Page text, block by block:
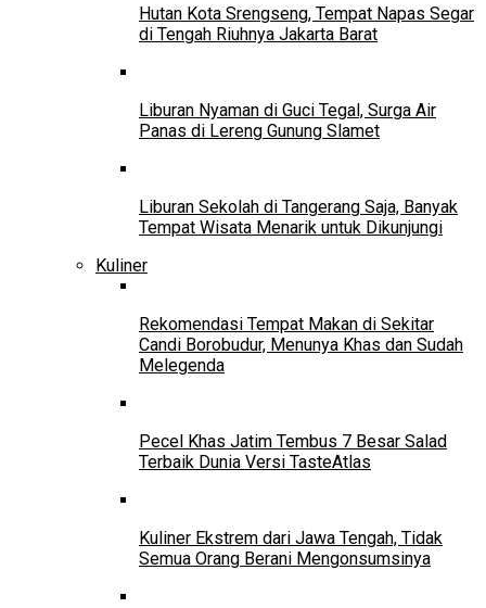
Hutan Kota Srengseng, Tempat Napas Segar
di Tengah Riuhnya Jakarta Barat
Liburan Nyaman di Guci Tegal, Surga Air
Panas di Lereng Gunung Slamet
Liburan Sekolah di Tangerang Saja, Banyak
Tempat Wisata Menarik untuk Dikunjungi
Kuliner
Rekomendasi Tempat Makan di Sekitar
Candi Borobudur, Menunya Khas dan Sudah
Melegenda
Pecel Khas Jatim Tembus 7 Besar Salad
Terbaik Dunia Versi TasteAtlas
Kuliner Ekstrem dari Jawa Tengah, Tidak
Semua Orang Berani Mengonsumsinya